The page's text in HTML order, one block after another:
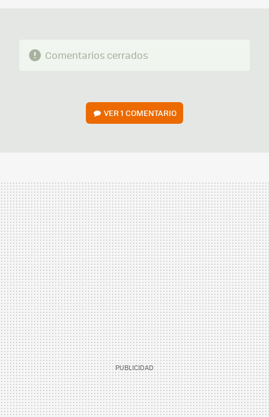
Comentarios cerrados
VER1 COMENTARIO